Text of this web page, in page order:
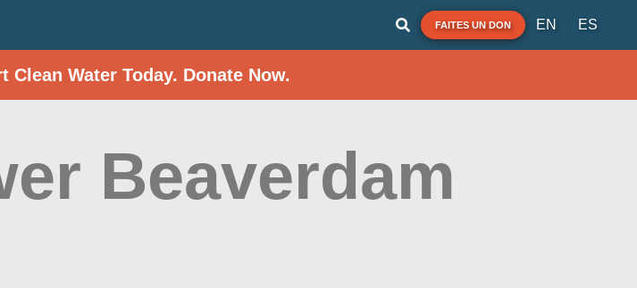
FAITES UN DON EN ES
Water Today. Donate Now.
Beaverdam